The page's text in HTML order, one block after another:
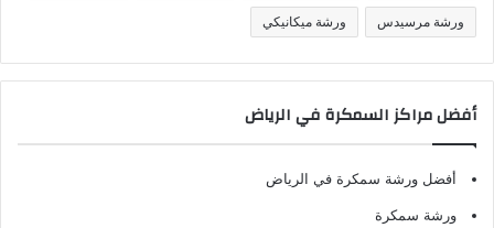
ورشة مرسيدس ورشة ميكانيكي
أفضل مراكز السمكرة في الرياض
أفضل ورشة سمكرة في الرياض
ورشة سمكرة